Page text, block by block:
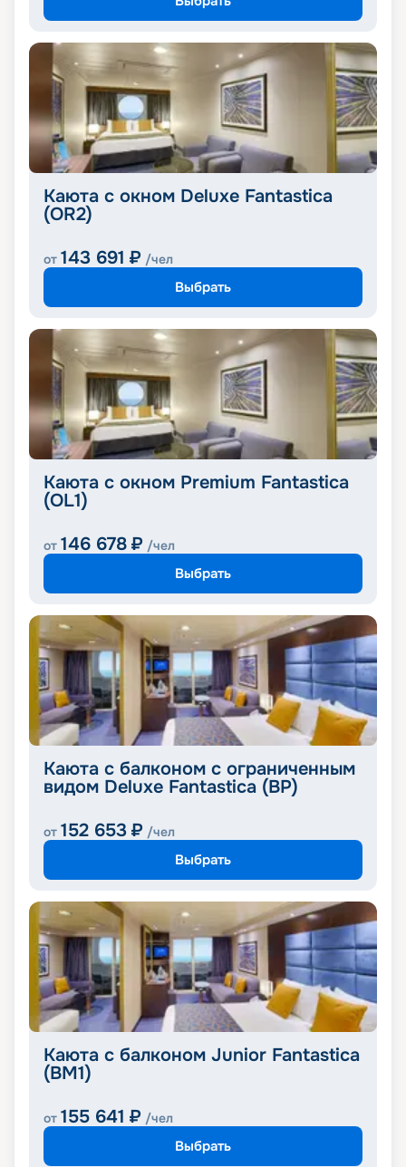
Каюта с окном Deluxe Fantastica
(OR2)
от 143 691 ₽ /чел
Выбрать
Каюта с окном Premium Fantastica
(OL1)
от 146 678 ₽ /чел
Выбрать
Каюта с балконом с ограниченным
видом Deluxe Fantastica (BP)
от 152 653 ₽ /чел
Выбрать
Каюта с балконом Junior Fantastica
(BM1)
от 155 641 ₽ /чел
Выбрать